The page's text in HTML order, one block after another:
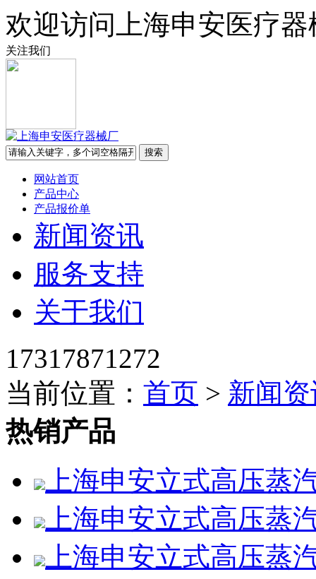
欢迎访问上海申安医疗
关注我们
网站首页
产品中心
产品报价单
新闻资讯
服务支持
关于我们
17317871272
当前位置： 首页 > 新闻
热销产品
上海申安立式高压蒸
上海申安立式高压蒸
上海申安立式高压蒸